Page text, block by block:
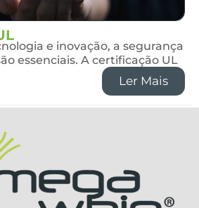
e inovação, a segurança
essenciais. A certificação UL
Ler Mais